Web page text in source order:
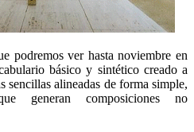
podremos ver hasta noviembre en
básico y sintético creado a
sencillas alineadas de forma simple,
generan composiciones no